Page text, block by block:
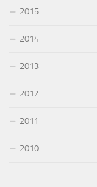
2015
2014
2013
2012
2011
2010